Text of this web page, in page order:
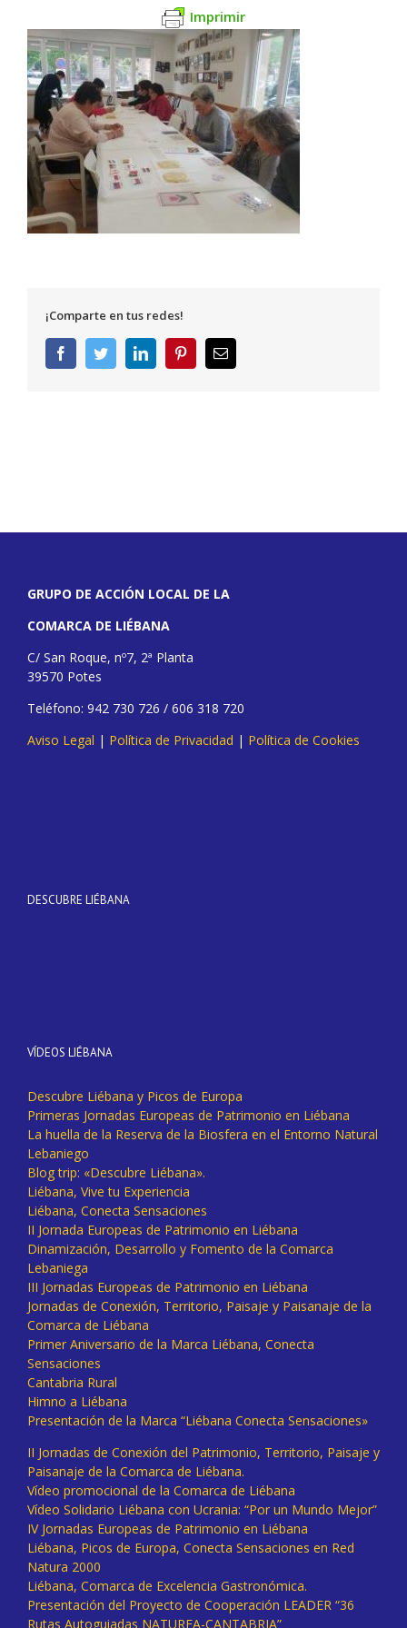
Imprimir
¡Comparte en tus redes!
FacebookTwitterLinkedInPinterestCorreo
electrónico
GRUPO DE ACCIÓN LOCAL DE LA
COMARCA DE LIÉBANA
C/ San Roque, nº7, 2ª Planta
39570 Potes
Teléfono: 942 730 726 / 606 318 720
Aviso Legal | Política de Privacidad | Política de Cookies
DESCUBRE LIÉBANA
VÍDEOS LIÉBANA
Descubre Liébana y Picos de Europa
Primeras Jornadas Europeas de Patrimonio en Liébana
La huella de la Reserva de la Biosfera en el Entorno Natural
Lebaniego
Blog trip: «Descubre Liébana».
Liébana, Vive tu Experiencia
Liébana, Conecta Sensaciones
II Jornada Europeas de Patrimonio en Liébana
Dinamización, Desarrollo y Fomento de la Comarca
Lebaniega
III Jornadas Europeas de Patrimonio en Liébana
Jornadas de Conexión, Territorio, Paisaje y Paisanaje de la
Comarca de Liébana
Primer Aniversario de la Marca Liébana, Conecta
Sensaciones
Cantabria Rural
Himno a Liébana
Presentación de la Marca “Liébana Conecta Sensaciones»
II Jornadas de Conexión del Patrimonio, Territorio, Paisaje y
Paisanaje de la Comarca de Liébana.
Vídeo promocional de la Comarca de Liébana
Vídeo Solidario Liébana con Ucrania: “Por un Mundo Mejor”
IV Jornadas Europeas de Patrimonio en Liébana
Liébana, Picos de Europa, Conecta Sensaciones en Red
Natura 2000
Liébana, Comarca de Excelencia Gastronómica.
Presentación del Proyecto de Cooperación LEADER “36
Rutas Autoguiadas NATUREA-CANTABRIA”